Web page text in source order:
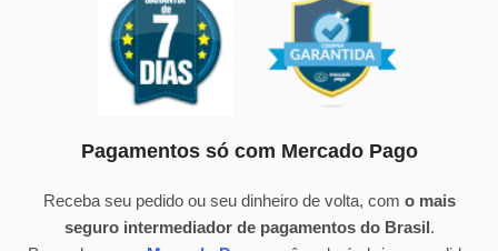
Pagamentos só com Mercado Pago
Receba seu pedido ou seu dinheiro de volta, com o mais
seguro intermediador de pagamentos do Brasil.